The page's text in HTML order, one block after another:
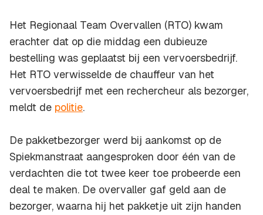
Het Regionaal Team Overvallen (RTO) kwam
erachter dat op die middag een dubieuze
bestelling was geplaatst bij een vervoersbedrijf.
Het RTO verwisselde de chauffeur van het
vervoersbedrijf met een rechercheur als bezorger,
meldt de politie.
De pakketbezorger werd bij aankomst op de
Spiekmanstraat aangesproken door één van de
verdachten die tot twee keer toe probeerde een
deal te maken. De overvaller gaf geld aan de
bezorger, waarna hij het pakketje uit zijn handen